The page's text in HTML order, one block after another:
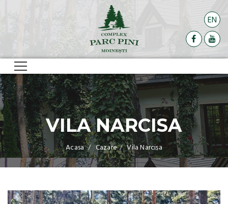
EN
VILA NARCISA
Acasa Cazare Vila Narcisa